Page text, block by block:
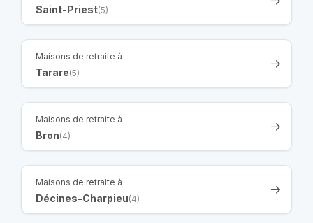
Saint-Priest(5)
Maisons de retraite à
Tarare(5)
Maisons de retraite à
Bron(4)
Maisons de retraite à
Décines-Charpieu(4)